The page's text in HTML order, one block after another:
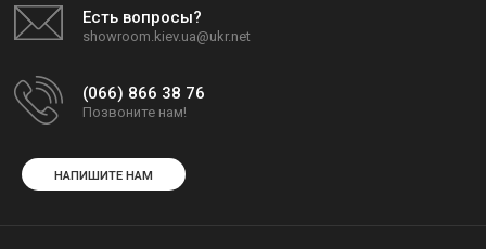
Есть вопросы?
showroom.kiev.ua@ukr.net
(066) 866 38 76
Позвоните нам!
НАПИШИТЕ НАМ